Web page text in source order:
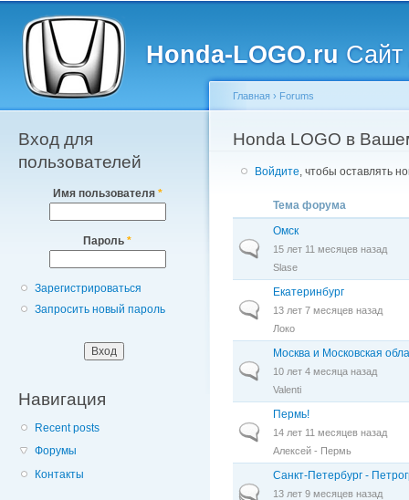
Honda-LOGO.ru Сайт
Главное меню
Вход для
пользователей
Имя пользователя *
Пароль *
Зарегистрироваться
Запросить новый пароль
Навигация
Recent posts
Форумы
Контакты
Вы здесь
Главная › Forums
Honda LOGO в
Войдите, чтобы оставлять
Тема форума
Обычная тема
Омск
15 лет 11 месяцев назад
Slase
Обычная тема
Екатеринбург
13 лет 7 месяцев назад
Локо
Обычная тема
Москва и Московская
10 лет 4 месяца назад
Valenti
Обычная тема
Пермь!
14 лет 11 месяцев назад
Алексей - Пермь
Горячая тема
Санкт-Петербург -
13 лет 9 месяцев назад